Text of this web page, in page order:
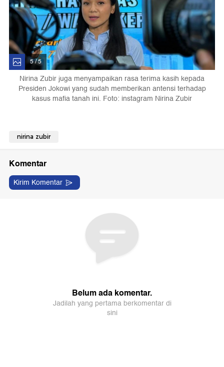
5 / 5
Nirina Zubir juga menyampaikan rasa terima kasih kepada
Presiden Jokowi yang sudah memberikan antensi terhadap
kasus mafia tanah ini. Foto: instagram Nirina Zubir
nirina zubir